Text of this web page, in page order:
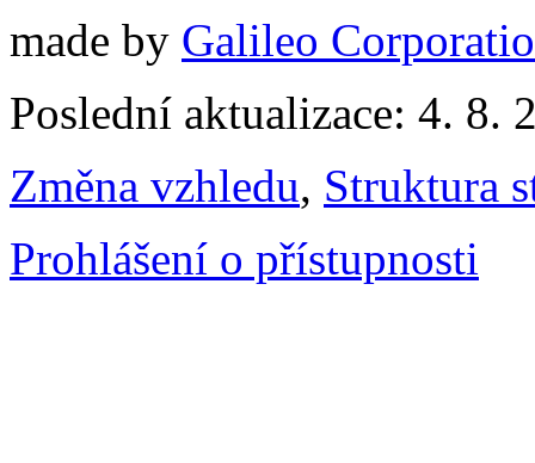
made by Galileo
Poslední aktualizace: 4. 8.
Změna vzhledu, Struktura
Prohlášení o přístupnosti